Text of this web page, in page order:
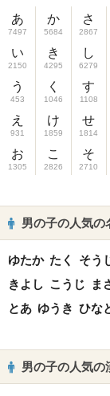
あ
7497
い
2150
う
453
え
931
お
1305
か
5684
き
4295
く
1046
け
1859
こ
2826
さ
2867
し
6279
す
1108
せ
1814
そ
2710
男の子の人気の
ゆたか たく そう
きよし こうじ ま
とあ ゆうき ひな
男の子の人気の